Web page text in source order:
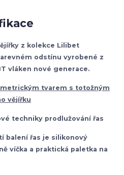
z kolekce Lilibet
odstínu vyrobené z
vláken nové generace.
tvarem s totožným
vějířku
techniky prodlužování řas
balení řas je silikonový
víčka a praktická paletka na